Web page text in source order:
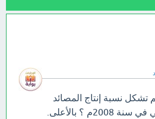
نسبة إنتاج المصائد
؟ بالأعلى.